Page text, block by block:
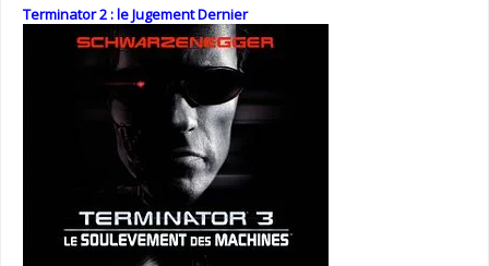
Terminator 2 : le Jugement Dernier